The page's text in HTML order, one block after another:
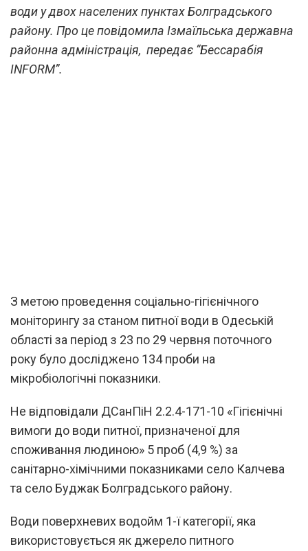
води у двох населених пунктах Болградського
району. Про це повідомила Ізмаїльська державна
районна адміністрація, передає “Бессарабія
INFORM”.
З метою проведення соціально-гігієнічного
моніторингу за станом питної води в Одеській
області за період з 23 по 29 червня поточного
року було досліджено 134 проби на
мікробіологічні показники.
Не відповідали ДСанПіН 2.2.4-171-10 «Гігієнічні
вимоги до води питної, призначеної для
споживання людиною» 5 проб (4,9 %) за
санітарно-хімічними показниками село Калчева
та село Буджак Болградського району.
Води поверхневих водойм 1-ї категорії, яка
використовується як джерело питного